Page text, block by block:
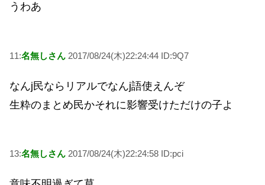
うわあ
11:名無しさん 2017/08/24(木)22:24:44 ID:9Q7
なんj民ならリアルでなんj語使えんぞ
生粋のまとめ民かそれに影響受けただけの子よ
13:名無しさん 2017/08/24(木)22:24:58 ID:pci